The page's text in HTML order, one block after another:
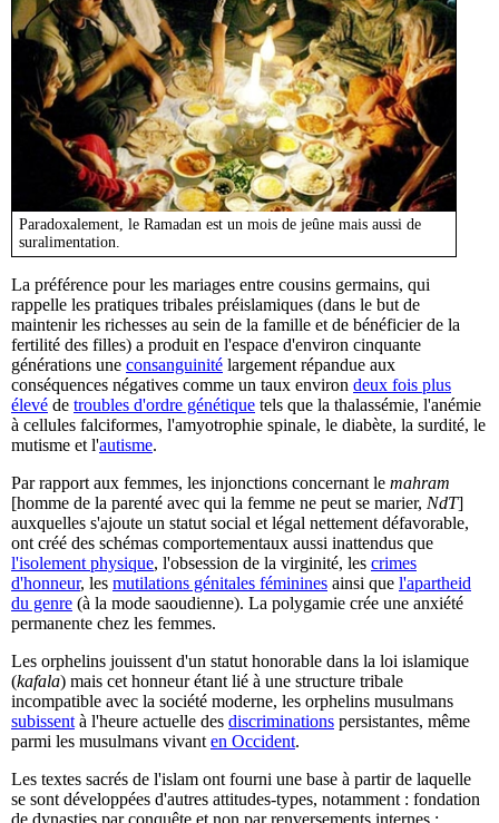
Paradoxalement, le Ramadan est un mois de jeûne mais aussi de
suralimentation.
La préférence pour les mariages entre cousins germains, qui
rappelle les pratiques tribales préislamiques (dans le but de
maintenir les richesses au sein de la famille et de bénéficier de la
fertilité des filles) a produit en l'espace d'environ cinquante
générations une consanguinité largement répandue aux
conséquences négatives comme un taux environ deux fois plus
élevé de troubles d'ordre génétique tels que la thalassémie, l'anémie
à cellules falciformes, l'amyotrophie spinale, le diabète, la surdité, le
mutisme et l'autisme.
Par rapport aux femmes, les injonctions concernant le mahram
[homme de la parenté avec qui la femme ne peut se marier, NdT]
auxquelles s'ajoute un statut social et légal nettement défavorable,
ont créé des schémas comportementaux aussi inattendus que
l'isolement physique, l'obsession de la virginité, les crimes
d'honneur, les mutilations génitales féminines ainsi que l'apartheid
du genre (à la mode saoudienne). La polygamie crée une anxiété
permanente chez les femmes.
Les orphelins jouissent d'un statut honorable dans la loi islamique
(kafala) mais cet honneur étant lié à une structure tribale
incompatible avec la société moderne, les orphelins musulmans
subissent à l'heure actuelle des discriminations persistantes, même
parmi les musulmans vivant en Occident.
Les textes sacrés de l'islam ont fourni une base à partir de laquelle
se sont développées d'autres attitudes-types, notamment : fondation
de dynasties par conquête et non par renversements internes ;